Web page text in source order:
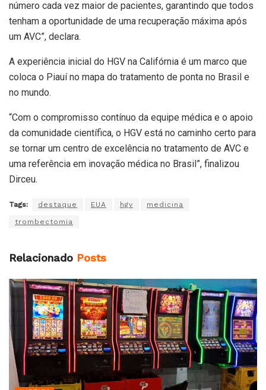
número cada vez maior de pacientes, garantindo que todos
tenham a oportunidade de uma recuperação máxima após
um AVC”, declara.
A experiência inicial do HGV na Califórnia é um marco que
coloca o Piauí no mapa do tratamento de ponta no Brasil e
no mundo.
“Com o compromisso contínuo da equipe médica e o apoio
da comunidade científica, o HGV está no caminho certo para
se tornar um centro de excelência no tratamento de AVC e
uma referência em inovação médica no Brasil”, finalizou
Dirceu.
Tags: destaque EUA hgv medicina
trombectomia
Relacionado Posts